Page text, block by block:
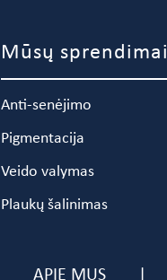
Mūsų sprendimai
Anti-senėjimo
Pigmentacija
Veido valymas
Plaukų šalinimas
APIE MUS